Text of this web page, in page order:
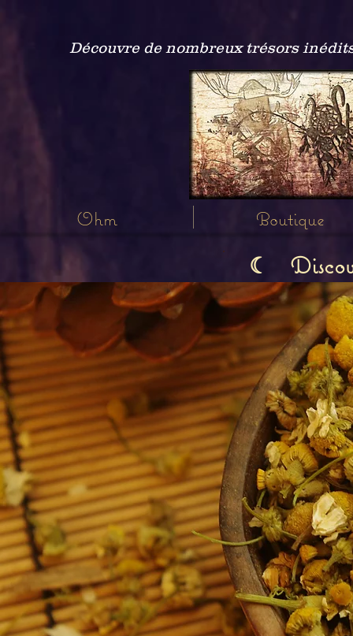
Découvre de nombreux trésors
Ohm Boutique
☾